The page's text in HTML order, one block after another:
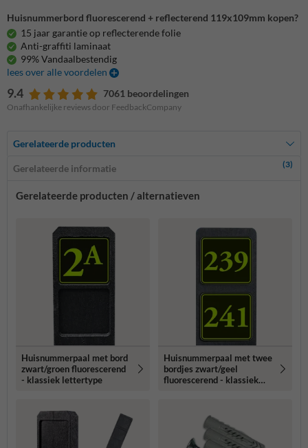
Huisnummerbord fluorescerend + reflecterend 119x109mm kopen?
15 jaar garantie op reflecterende folie
Anti-graffiti laminaat
99% Vandaalbestendig
lees over alle voordelen
9.4 7061 beoordelingen
Onafhankelijke reviews door FeedbackCompany
Gerelateerde producten
Gerelateerde informatie (3)
Gerelateerde producten / alternatieven
Huisnummerpaal met bord
zwart/groen fluorescerend
- klassiek lettertype
Huisnummerpaal met twee
bordjes zwart/geel
fluorescerend - klassiek